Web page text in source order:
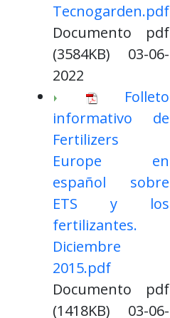
Tecnogarden.pdf
Documento pdf
(3584KB) 03-06-
2022
Folleto
informativo de
Fertilizers
Europe en
español sobre
ETS y los
fertilizantes.
Diciembre
2015.pdf
Documento pdf
(1418KB) 03-06-